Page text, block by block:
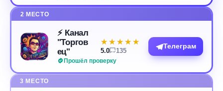
2 МЕСТО
⚡️ Канал
"Торгов
ец"
Прошёл проверку
★★★★★
★★★★★
5.0 135
Телеграм
3 МЕСТО